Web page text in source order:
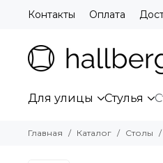
Контакты Оплата
Для улицы Стулья
Главная Каталог Столы